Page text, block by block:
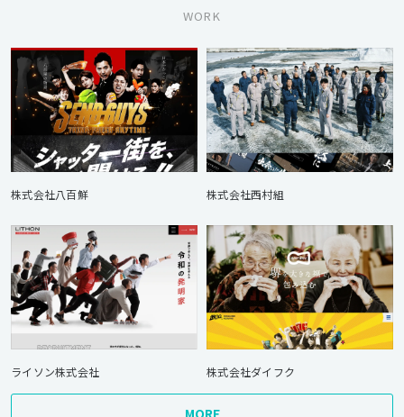
WORK
株式会社八百鮮 株式会社西村組
ライソン株式会社 株式会社ダイフク